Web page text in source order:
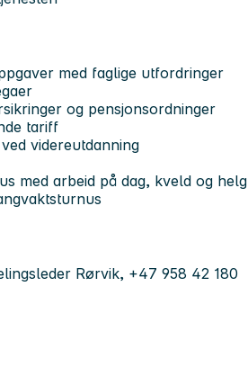
med faglige utfordringer
og pensjonsordninger
tariff
videreutdanning
med arbeid på dag, kveld og helg
Rørvik, +47 958 42 180